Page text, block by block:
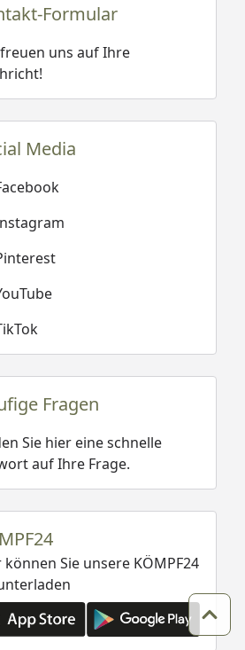
Formular
uns auf Ihre
Media
Fragen
Sie hier eine schnelle
auf Ihre Frage.
können Sie unsere KÖMPF24